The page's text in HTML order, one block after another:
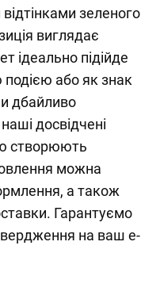
зеленого
виглядає
ідеально підійде
або як знак
дбайливо
досвідчені
створюють
можна
а також
Гарантуємо
на ваш e-